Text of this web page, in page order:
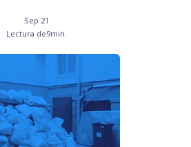
Sep 21
Lectura de9min.